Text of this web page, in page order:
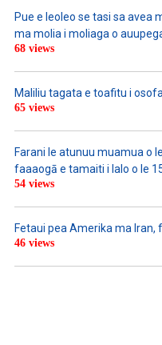
Pue e leoleo se tasi sa avea
ma molia i moliaga o
68 views
Maliliu tagata e toafitu i
65 views
Farani le atunuu muamua o
faaaogā e tamaiti i lalo o le
54 views
Fetaui pea Amerika ma
46 views